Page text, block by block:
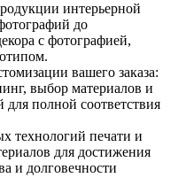
интерьерной
до
с фотографией,
вашего заказа:
выбор материалов и
полной соответствия
технологий печати и
для достижения
и долговечности